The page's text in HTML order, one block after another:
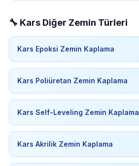
🔧 Kars Diğer Zemin Türleri
Kars Epoksi Zemin Kaplama
Kars Poliüretan Zemin Kaplama
Kars Self-Leveling Zemin Kaplama
Kars Akrilik Zemin Kaplama